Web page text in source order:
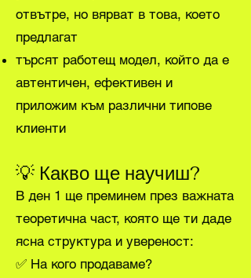
отвътре, но вярват в това, което
предлагат
търсят работещ модел, който да е
автентичен, ефективен и
приложим към различни типове
клиенти
💡 Какво ще научиш?
В ден 1 ще преминем през важната
теоретична част, която ще ти даде
ясна структура и увереност:
✅ На кого продаваме?